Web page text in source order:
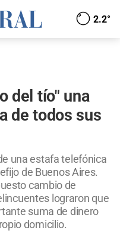
2.2°
del tío" una
de todos sus
una estafa telefónica
de Buenos Aires.
cambio de
lograron que
suma de dinero
domicilio.